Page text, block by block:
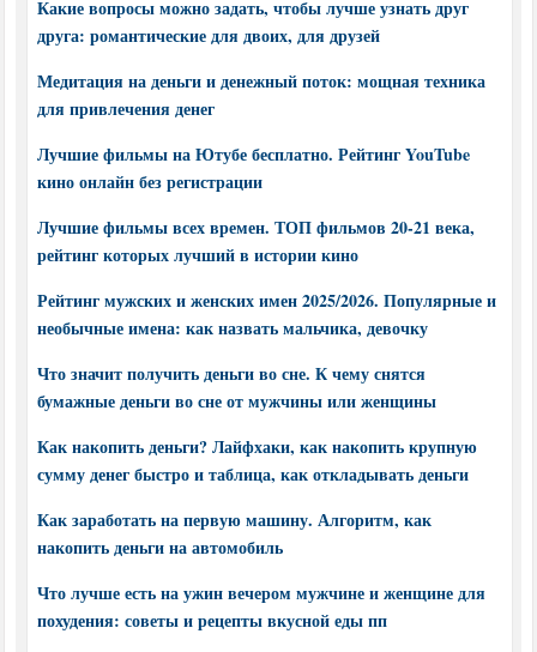
Какие вопросы можно задать, чтобы лучше узнать друг
друга: романтические для двоих, для друзей
Медитация на деньги и денежный поток: мощная техника
для привлечения денег
Лучшие фильмы на Ютубе бесплатно. Рейтинг YouTube
кино онлайн без регистрации
Лучшие фильмы всех времен. ТОП фильмов 20-21 века,
рейтинг которых лучший в истории кино
Рейтинг мужских и женских имен 2025/2026. Популярные и
необычные имена: как назвать мальчика, девочку
Что значит получить деньги во сне. К чему снятся
бумажные деньги во сне от мужчины или женщины
Как накопить деньги? Лайфхаки, как накопить крупную
сумму денег быстро и таблица, как откладывать деньги
Как заработать на первую машину. Алгоритм, как
накопить деньги на автомобиль
Что лучше есть на ужин вечером мужчине и женщине для
похудения: советы и рецепты вкусной еды пп